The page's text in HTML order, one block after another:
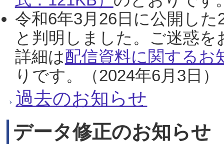
令和6年3月26日に公開し
と判明しました。ご迷惑
詳細は配信資料に関するお
りです。（2024年6月3日）
過去のお知らせ
データ修正のお知らせ